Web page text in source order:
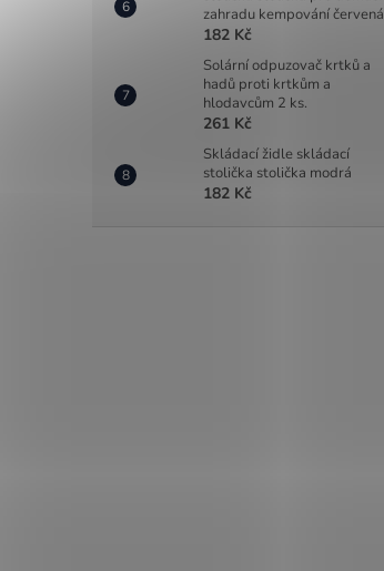
zahradu kempování červená
182 Kč
Solární odpuzovač krtků a
hadů proti krtkům a
hlodavcům 2 ks.
261 Kč
Skládací židle skládací
stolička stolička modrá
182 Kč